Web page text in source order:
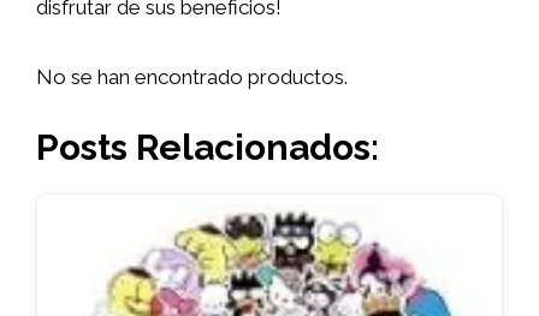
disfrutar de sus beneficios!
No se han encontrado productos.
Posts Relacionados: